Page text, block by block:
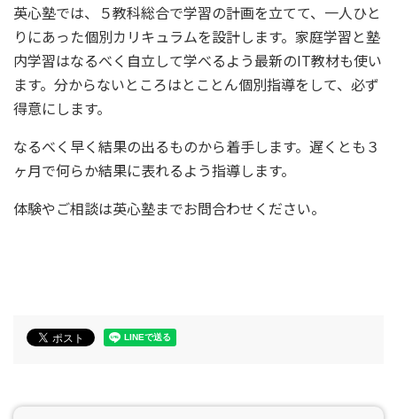
英心塾では、５教科総合で学習の計画を立てて、一人ひと
りにあった個別カリキュラムを設計します。家庭学習と塾
内学習はなるべく自立して学べるよう最新のIT教材も使い
ます。分からないところはとことん個別指導をして、必ず
得意にします。
なるべく早く結果の出るものから着手します。遅くとも３
ヶ月で何らか結果に表れるよう指導します。
体験やご相談は英心塾までお問合わせください。